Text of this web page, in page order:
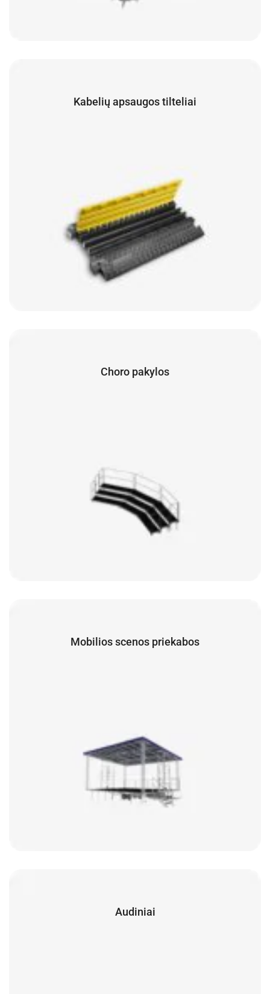
Kabelių apsaugos tilteliai
Choro pakylos
Mobilios scenos priekabos
Audiniai